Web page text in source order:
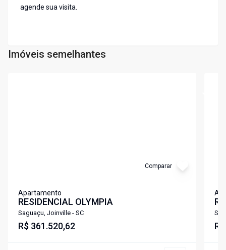
agende sua visita.
Imóveis semelhantes
Comparar
Apartamento
RESIDENCIAL OLYMPIA
Saguaçu, Joinville - SC
R$ 361.520,62